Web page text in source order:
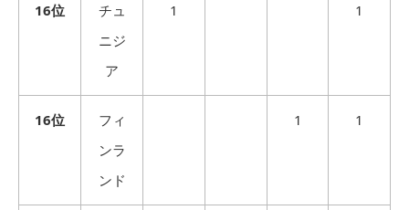
16位
チュ
ニジ
ア
1 1
16位
フィ
ンラ
ンド
1 1